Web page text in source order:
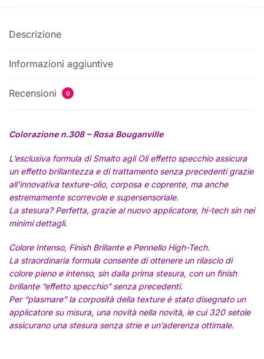
Descrizione
Informazioni aggiuntive
Recensioni 0
Colorazione n.308 – Rosa Bouganville
L’esclusiva formula di Smalto agli Oli effetto specchio assicura
un effetto brillantezza e di trattamento senza precedenti grazie
all’innovativa texture-olio, corposa e coprente, ma anche
estremamente scorrevole e supersensoriale.
La stesura? Perfetta, grazie al nuovo applicatore, hi-tech sin nei
minimi dettagli.
Colore Intenso, Finish Brillante e Pennello High-Tech.
La straordinaria formula consente di ottenere un rilascio di
colore pieno e intenso, sin dalla prima stesura, con un finish
brillante “effetto specchio” senza precedenti.
Per “plasmare” la corposità della texture è stato disegnato un
applicatore su misura, una novità nella novità, le cui 320 setole
assicurano una stesura senza strie e un’aderenza ottimale.